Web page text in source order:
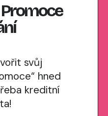
Promoce
svůj
hned
kreditní